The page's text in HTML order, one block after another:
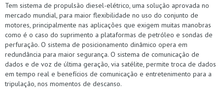
Tem sistema de propulsão diesel-elétrico, uma solução aprovada no
mercado mundial, para maior flexibilidade no uso do conjunto de
motores, principalmente nas aplicações que exigem muitas manobras
como é o caso do suprimento a plataformas de petróleo e sondas de
perfuração. O sistema de posicionamento dinâmico opera em
redundância para maior segurança. O sistema de comunicação de
dados e de voz de última geração, via satélite, permite troca de dados
em tempo real e benefícios de comunicação e entretenimento para a
tripulação, nos momentos de descanso.